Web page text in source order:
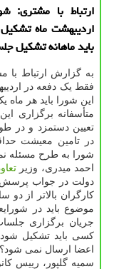
ارتباط با مشتری:
اردیبهشت ماه
باید ماهانه تشکیل
به گزارش ارتباط با
فقط یک دفعه در
این شورا باید هر ماه
متأسفانه برگزاری
تعیین دستمزد و در
در تامین معیشت
شورا به طرح مسئله
احمد میدری، وزیر
دولت در جواب
کارگران بالاتر از
موضوع باید در
جریان برگزاری
کسی باید تشکیل
اعضا ارسال نمی شود؟
سمیه گلپور، رییس